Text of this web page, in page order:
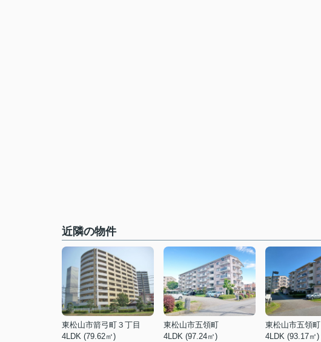
近隣の物件
東松山市箭弓町３丁目
4LDK (79.62㎡)
東松山市五領町
4LDK (97.24㎡)
東松山市五領町
4LDK (93.17㎡)